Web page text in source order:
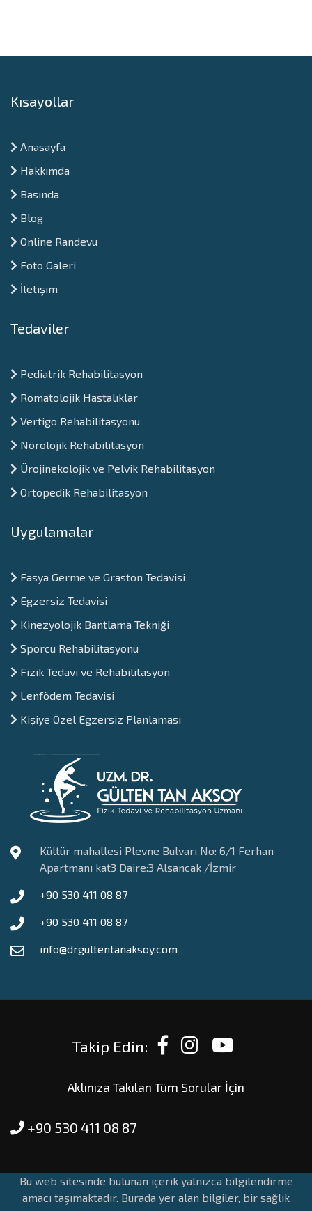
Kısayollar
Anasayfa
Hakkımda
Basında
Blog
Online Randevu
Foto Galeri
İletişim
Tedaviler
Pediatrik Rehabilitasyon
Romatolojik Hastalıklar
Vertigo Rehabilitasyonu
Nörolojik Rehabilitasyon
Ürojinekolojik ve Pelvik Rehabilitasyon
Ortopedik Rehabilitasyon
Uygulamalar
Fasya Germe ve Graston Tedavisi
⁠Egzersiz Tedavisi
Kinezyolojik Bantlama Tekniği
Sporcu Rehabilitasyonu
Fizik Tedavi ve Rehabilitasyon
Lenfödem Tedavisi
Kişiye Özel Egzersiz Planlaması
Kültür mahallesi Plevne Bulvarı No: 6/1 Ferhan
Apartmanı kat3 Daire:3 Alsancak /İzmir
+90 530 411 08 87
+90 530 411 08 87
info@drgultentanaksoy.com
Takip Edin:
Aklınıza Takılan Tüm Sorular İçin
+90 530 411 08 87
Bu web sitesinde bulunan içerik yalnızca bilgilendirme
amacı taşımaktadır. Burada yer alan bilgiler, bir sağlık